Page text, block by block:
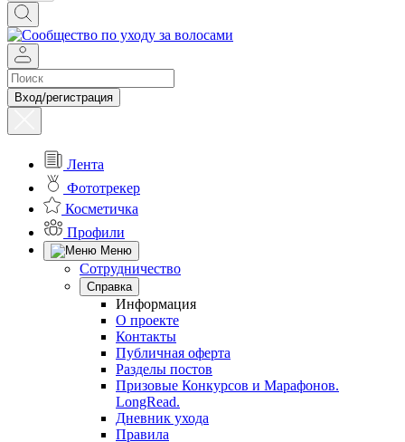
Вход/регистрация
Лента
Фототрекер
Косметичка
Профили
Меню
Сотрудничество
Справка
Информация
О проекте
Контакты
Публичная оферта
Разделы постов
Призовые Конкурсов и Марафонов.
LongRead.
Дневник ухода
Правила